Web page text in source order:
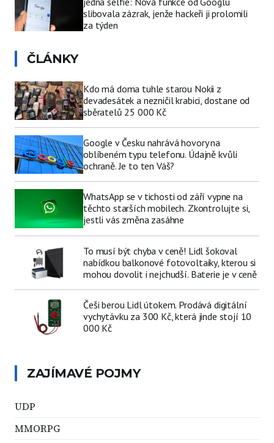
slibovala zázrak, jenže hackeři ji prolomili
za týden
ČLÁNKY
Kdo má doma tuhle starou Nokii z
devadesátek a nezničil krabici, dostane od
sběratelů 25 000 Kč
Google v Česku nahrává hovory na
oblíbeném typu telefonu. Údajně kvůli
ochraně. Je to ten Váš?
WhatsApp se v tichosti od září vypne na
těchto starších mobilech. Zkontrolujte si,
jestli vás změna zasáhne
To musí být chyba v ceně! Lidl šokoval
nabídkou balkonové fotovoltaiky, kterou si
mohou dovolit i nejchudší. Baterie je v ceně
Češi berou Lidl útokem. Prodává digitální
vychytávku za 300 Kč, která jinde stojí 10
000 Kč
ZAJÍMAVÉ POJMY
UDP
MMORPG